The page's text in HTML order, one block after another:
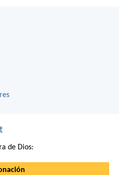
de Dios: